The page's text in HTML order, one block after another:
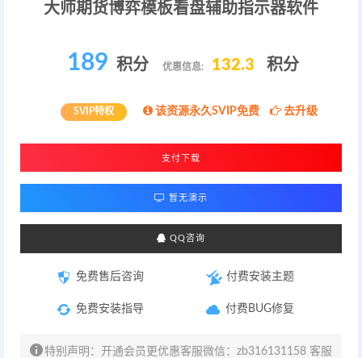
大师期货博弈模板看盘辅助指示器软件
189 积分 优惠信息: 132.3 积分
SVIP特权 该资源永久SVIP免费 去升级
支付下载
暂无演示
QQ咨询
免费售后咨询
免费安装指导
付费安装主题
付费BUG修复
特别声明：开通会员更优惠客服微信：zb316131158 客服